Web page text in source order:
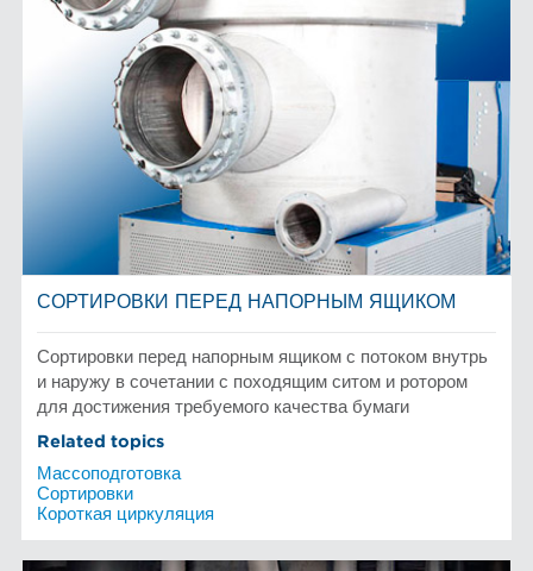
СОРТИРОВКИ ПЕРЕД НАПОРНЫМ ЯЩИКОМ
Сортировки перед напорным ящиком с потоком внутрь
и наружу в сочетании с походящим ситом и ротором
для достижения требуемого качества бумаги
Related topics
Массоподготовка
Сортировки
Короткая циркуляция